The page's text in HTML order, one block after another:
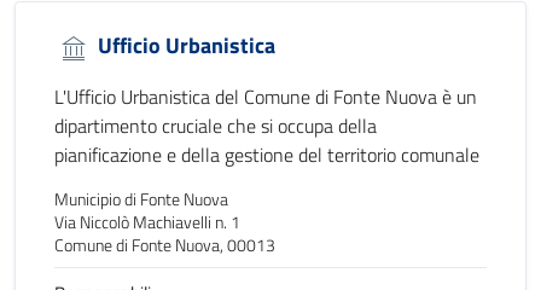
Ufficio Urbanistica
L'Ufficio Urbanistica del Comune di Fonte Nuova è un
dipartimento cruciale che si occupa della
pianificazione e della gestione del territorio comunale
Municipio di Fonte Nuova
Via Niccolò Machiavelli n. 1
Comune di Fonte Nuova, 00013